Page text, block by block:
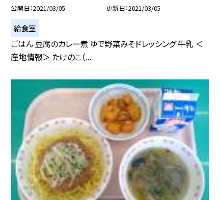
公開日 2021/03/05 更新日 2021/03/05
給食室
ごはん 豆腐のカレー煮 ゆで野菜みそドレッシング 牛乳 ＜
産地情報＞ たけのこ（...